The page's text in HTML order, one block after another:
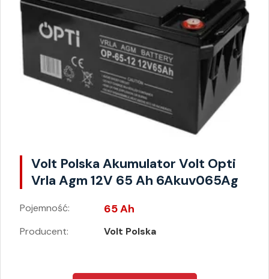
Volt Polska Akumulator Volt Opti
Vrla Agm 12V 65 Ah 6Akuv065Ag
Pojemność: 65 Ah
Producent: Volt Polska